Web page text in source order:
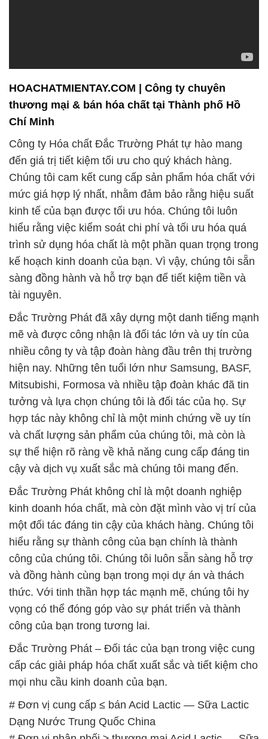
HOACHATMIENTAY.COM | Công ty chuyên
thương mại & bán hóa chất tại Thành phố Hồ
Chí Minh
Công ty Hóa chất Đắc Trường Phát tự hào mang
đến giá trị tiết kiệm tối ưu cho quý khách hàng.
Chúng tôi cam kết cung cấp sản phẩm hóa chất với
mức giá hợp lý nhất, nhằm đảm bảo rằng hiệu suất
kinh tế của bạn được tối ưu hóa. Chúng tôi luôn
hiểu rằng việc kiểm soát chi phí và tối ưu hóa quá
trình sử dụng hóa chất là một phần quan trọng trong
kế hoạch kinh doanh của bạn. Vì vậy, chúng tôi sẵn
sàng đồng hành và hỗ trợ bạn để tiết kiệm tiền và
tài nguyên.
Đắc Trường Phát đã xây dựng một danh tiếng mạnh
mẽ và được công nhận là đối tác lớn và uy tín của
nhiều công ty và tập đoàn hàng đầu trên thị trường
hiện nay. Những tên tuổi lớn như Samsung, BASF,
Mitsubishi, Formosa và nhiều tập đoàn khác đã tin
tưởng và lựa chọn chúng tôi là đối tác của họ. Sự
hợp tác này không chỉ là một minh chứng về uy tín
và chất lượng sản phẩm của chúng tôi, mà còn là
sự thể hiện rõ ràng về khả năng cung cấp đáng tin
cậy và dịch vụ xuất sắc mà chúng tôi mang đến.
Đắc Trường Phát không chỉ là một doanh nghiệp
kinh doanh hóa chất, mà còn đặt mình vào vị trí của
một đối tác đáng tin cậy của khách hàng. Chúng tôi
hiểu rằng sự thành công của bạn chính là thành
công của chúng tôi. Chúng tôi luôn sẵn sàng hỗ trợ
và đồng hành cùng bạn trong mọi dự án và thách
thức. Với tinh thần hợp tác mạnh mẽ, chúng tôi hy
vọng có thể đóng góp vào sự phát triển và thành
công của bạn trong tương lai.
Đắc Trường Phát – Đối tác của bạn trong việc cung
cấp các giải pháp hóa chất xuất sắc và tiết kiệm cho
mọi nhu cầu kinh doanh của bạn.
# Đơn vị cung cấp ≤ bán Acid Lactic — Sữa Lactic
Dạng Nước Trung Quốc China